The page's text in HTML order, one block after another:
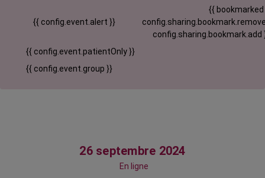
{{ config.event.alert }}
{{ bookmarked
config.sharing.bookmark.add
{{ config.event.patientOnly }}
{{ config.event.group }}
26 septembre 2024
En ligne